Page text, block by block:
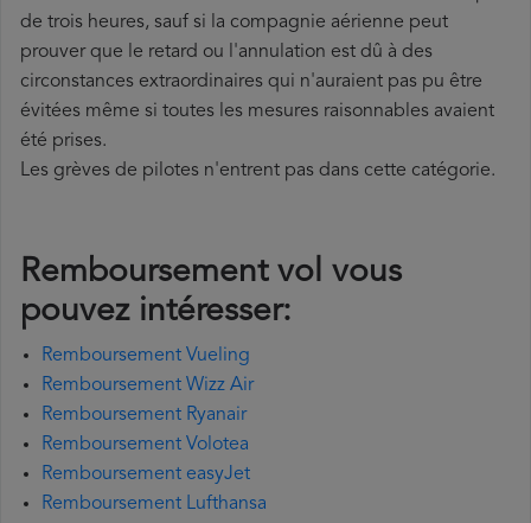
de trois heures, sauf si la compagnie aérienne peut
prouver que le retard ou l'annulation est dû à des
circonstances extraordinaires qui n'auraient pas pu être
évitées même si toutes les mesures raisonnables avaient
été prises.
Les grèves de pilotes n'entrent pas dans cette catégorie.
Remboursement vol vous
pouvez intéresser:
Remboursement Vueling
Remboursement Wizz Air
Remboursement Ryanair
Remboursement Volotea
Remboursement easyJet
Remboursement Lufthansa